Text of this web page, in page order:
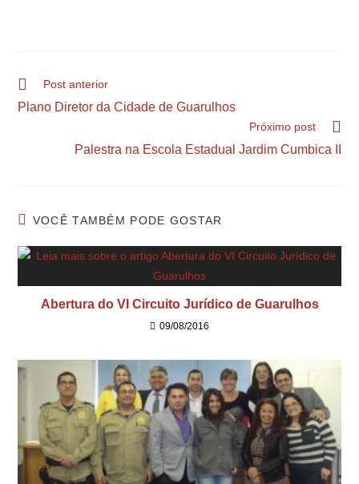
Post anterior
Plano Diretor da Cidade de Guarulhos
Próximo post
Palestra na Escola Estadual Jardim Cumbica II
VOCÊ TAMBÉM PODE GOSTAR
Abertura do VI Circuito Jurídico de Guarulhos
09/08/2016